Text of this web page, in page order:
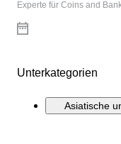
Experte für Coins and
Unterkategorien
Asiatische